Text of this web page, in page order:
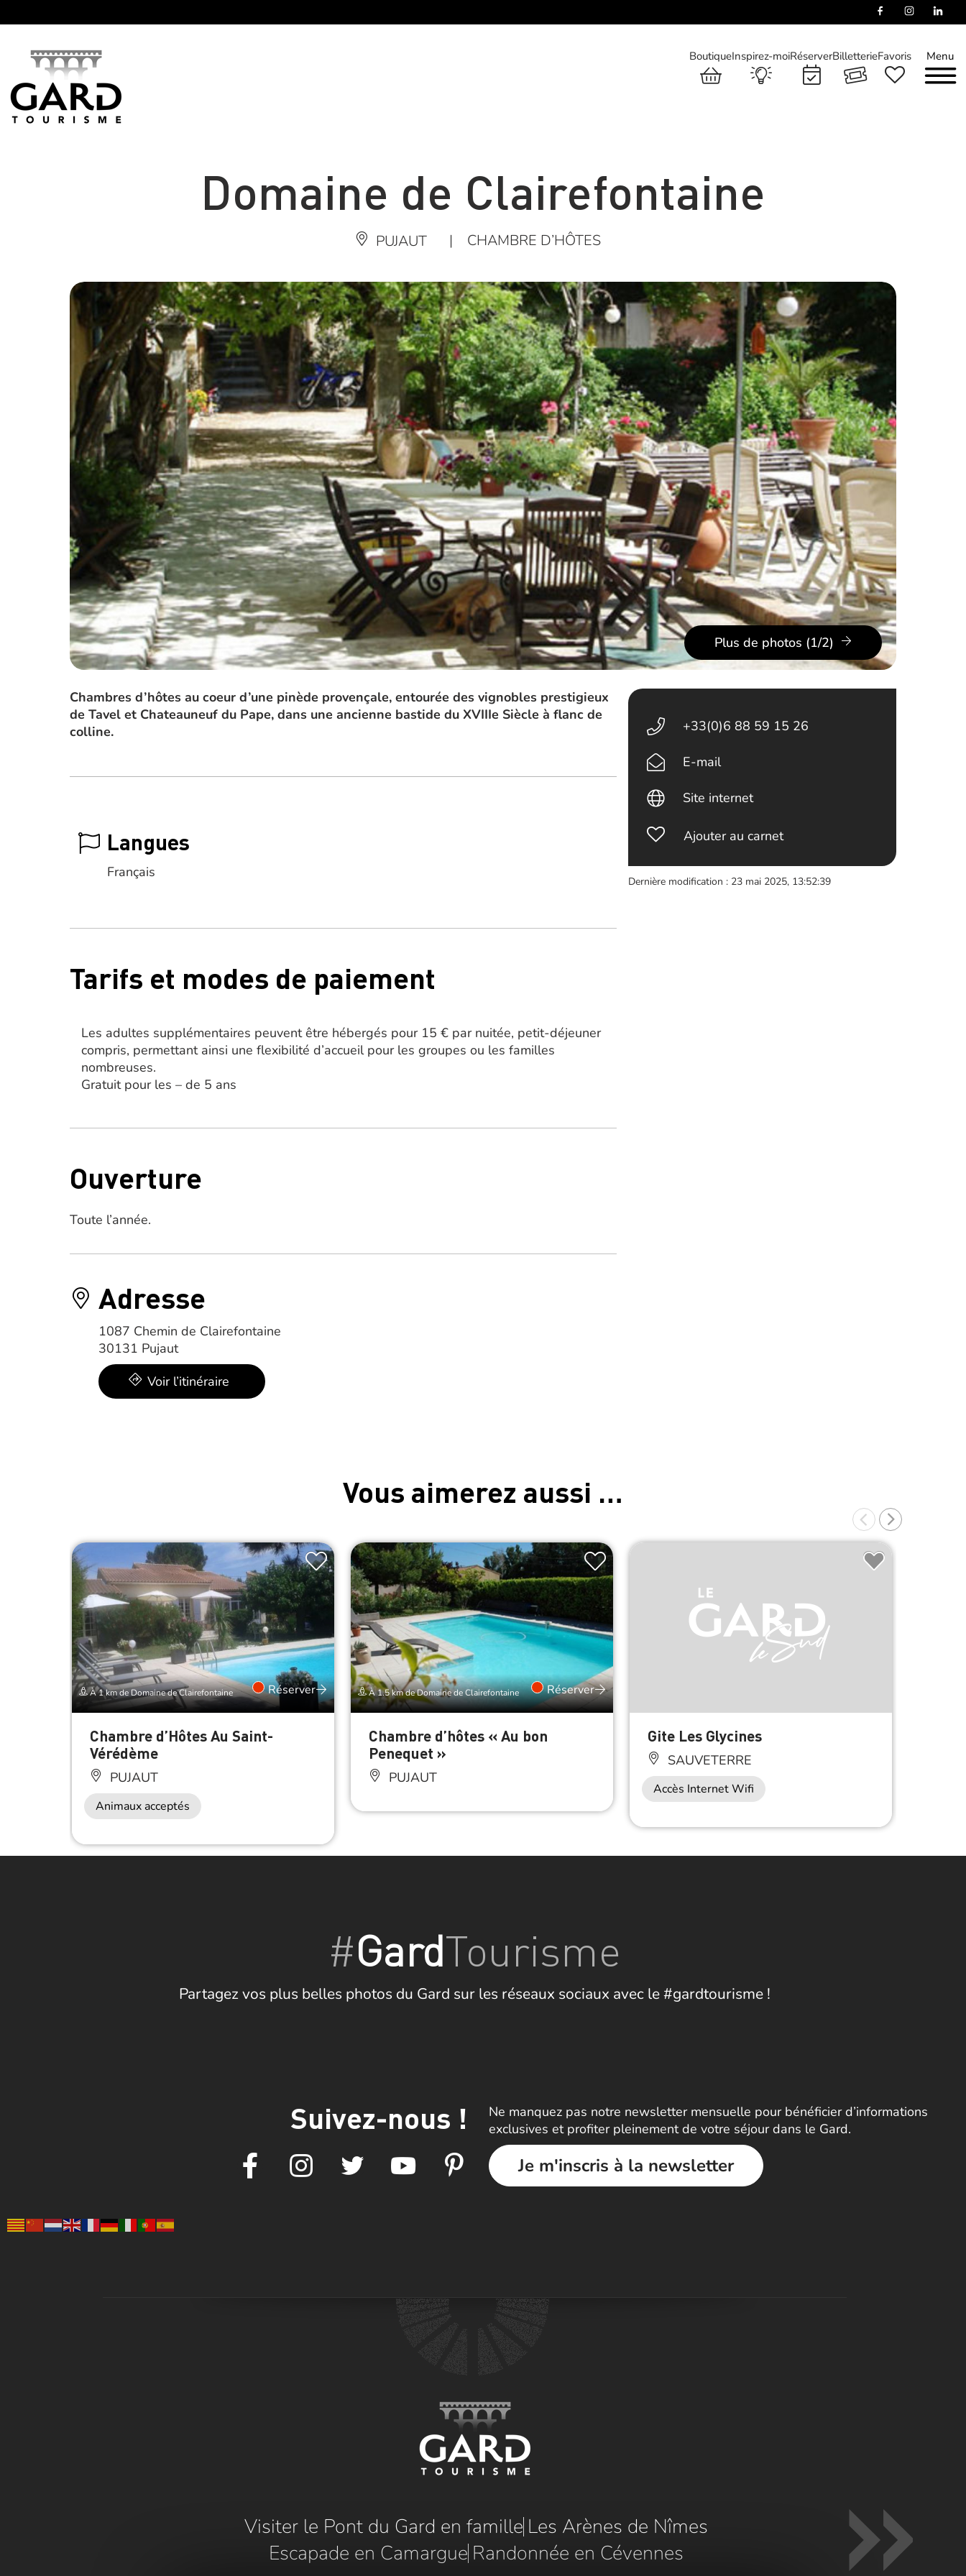
Menu
BoutiqueInspirez-moiRéserverBilletterieFavoris
Domaine de Clairefontaine
PUJAUT | CHAMBRE D’HÔTES
Plus de photos (1/2)
Chambres d’hôtes au coeur d’une pinède provençale, entourée des vignobles prestigieux
de Tavel et Chateauneuf du Pape, dans une ancienne bastide du XVIIIe Siècle à flanc de
colline.
Langues
Français
Tarifs et modes de paiement
Les adultes supplémentaires peuvent être hébergés pour 15 € par nuitée, petit-déjeuner
compris, permettant ainsi une flexibilité d’accueil pour les groupes ou les familles
nombreuses.
Gratuit pour les – de 5 ans
Ouverture
Toute l’année.
Adresse
1087 Chemin de Clairefontaine
30131 Pujaut
Voir l’itinéraire
+33(0)6 88 59 15 26
E-mail
Site internet
Ajouter au carnet
Dernière modification : 23 mai 2025, 13:52:39
Vous aimerez aussi …
À 1 km de Domaine de Clairefontaine Réserver
Chambre d’Hôtes Au Saint-
Vérédème
PUJAUT
Animaux acceptés
À 1.5 km de Domaine de Clairefontaine Réserver
Chambre d’hôtes « Au bon
Penequet »
PUJAUT
Gite Les Glycines
SAUVETERRE
Accès Internet Wifi
#GardTourisme
Partagez vos plus belles photos du Gard sur les réseaux sociaux avec le #gardtourisme !
Suivez-nous !
Ne manquez pas notre newsletter mensuelle pour bénéficier d’informations
exclusives et profiter pleinement de votre séjour dans le Gard.
Je m'inscris à la newsletter
Visiter le Pont du Gard en famille Les Arènes de Nîmes
Escapade en Camargue Randonnée en Cévennes